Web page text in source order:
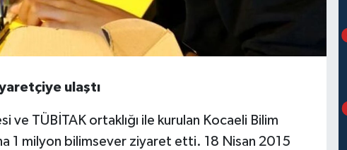
ulaştı
ve TÜBİTAK ortaklığı ile kurulan Kocaeli Bilim
1 milyon bilimsever ziyaret etti. 18 Nisan 2015